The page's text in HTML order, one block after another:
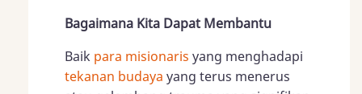
Bagaimana Kita Dapat Membantu
Baik para misionaris yang menghadapi
tekanan budaya yang terus menerus